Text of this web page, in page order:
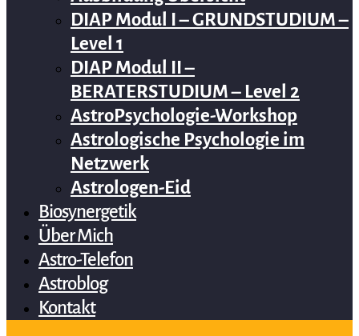
DIAP Modul I – GRUNDSTUDIUM –
Level 1
DIAP Modul II –
BERATERSTUDIUM – Level 2
AstroPsychologie-Workshop
Astrologische Psychologie im
Netzwerk
Astrologen-Eid
Biosynergetik
Über Mich
Astro-Telefon
Astroblog
Kontakt